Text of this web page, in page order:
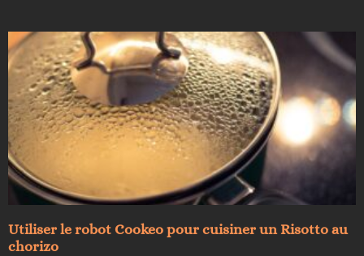
Utiliser le robot Cookeo pour cuisiner un Risotto au
chorizo